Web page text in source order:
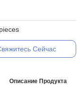
Сейчас
Описание Продукта